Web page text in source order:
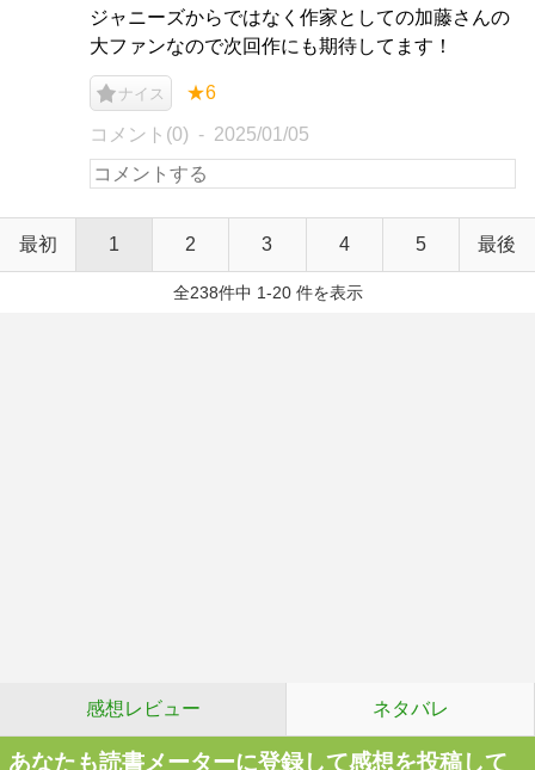
ジャニーズからではなく作家としての加藤さんの
大ファンなので次回作にも期待してます！
ナイス ★6
コメント(0) 2025/01/05
最初 1 2 3 4 5 最後
全238件中 1-20 件を表示
感想レビュー ネタバレ
あなたも読書メーターに登録して感想を投稿して